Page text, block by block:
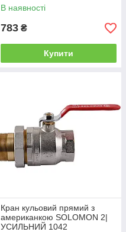
В наявності
783 ₴
Купити
Кран кульовий прямий з
американкою SOLOMON 2|
УСИЛЬНИЙ 1042